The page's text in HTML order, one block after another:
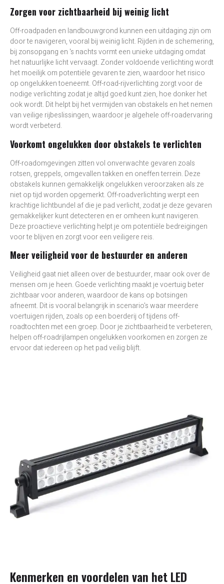
Zorgen voor zichtbaarheid bij weinig licht
Off-roadpaden en landbouwgrond kunnen een uitdaging zijn om
door te navigeren, vooral bij weinig licht. Rijden in de schemering,
bij zonsopgang en 's nachts vormt een unieke uitdaging omdat
het natuurlijke licht vervaagt. Zonder voldoende verlichting wordt
het moeilijk om potentiële gevaren te zien, waardoor het risico
op ongelukken toeneemt. Off-road-rijverlichting zorgt voor de
nodige verlichting zodat je altijd goed kunt zien, hoe donker het
ook wordt. Dit helpt bij het vermijden van obstakels en het nemen
van veilige rijbeslissingen, waardoor je algehele off-roadervaring
wordt verbeterd.
Voorkomt ongelukken door obstakels te verlichten
Off-roadomgevingen zitten vol onverwachte gevaren zoals
rotsen, greppels, omgevallen takken en oneffen terrein. Deze
obstakels kunnen gemakkelijk ongelukken veroorzaken als ze
niet op tijd worden opgemerkt. Off-roadverlichting werpt een
krachtige lichtbundel af die je pad verlicht, zodat je deze gevaren
gemakkelijker kunt detecteren en er omheen kunt navigeren.
Deze proactieve verlichting helpt je om potentiële bedreigingen
voor te blijven en zorgt voor een veiligere reis.
Meer veiligheid voor de bestuurder en anderen
Veiligheid gaat niet alleen over de bestuurder, maar ook over de
mensen om je heen. Goede verlichting maakt je voertuig beter
zichtbaar voor anderen, waardoor de kans op botsingen
afneemt. Dit is vooral belangrijk in scenario's waar meerdere
voertuigen rijden, zoals op een boerderij of tijdens off-
roadtochten met een groep. Door je zichtbaarheid te verbeteren,
helpen off-roadrijlampen ongelukken voorkomen en zorgen ze
ervoor dat iedereen op het pad veilig blijft.
Kenmerken en voordelen van het LED